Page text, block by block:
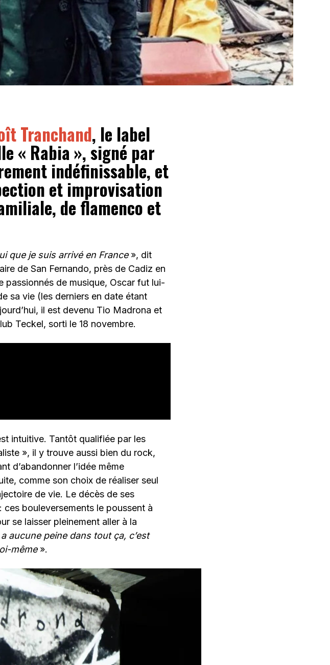
Tranchand, le label
« Rabia », signé par
indéfinissable, et
et improvisation
de flamenco et
que je suis arrivé en France», dit
de San Fernando, près de Cadiz en
passionnés de musique, Oscar fut lui-
sa vie (les derniers en date étant
il est devenu Tio Madrona et
Teckel, sorti le 18 novembre.
intuitive. Tantôt qualifiée par les
», il y trouve aussi bien du rock,
d’abandonner l’idée même
comme son choix de réaliser seul
de vie. Le décès de ses
bouleversements le poussent à
se laisser pleinement aller à la
a aucune peine dans tout ça, c’est
même ».